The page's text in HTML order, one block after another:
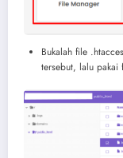
Bukalah file
tersebut, lalu